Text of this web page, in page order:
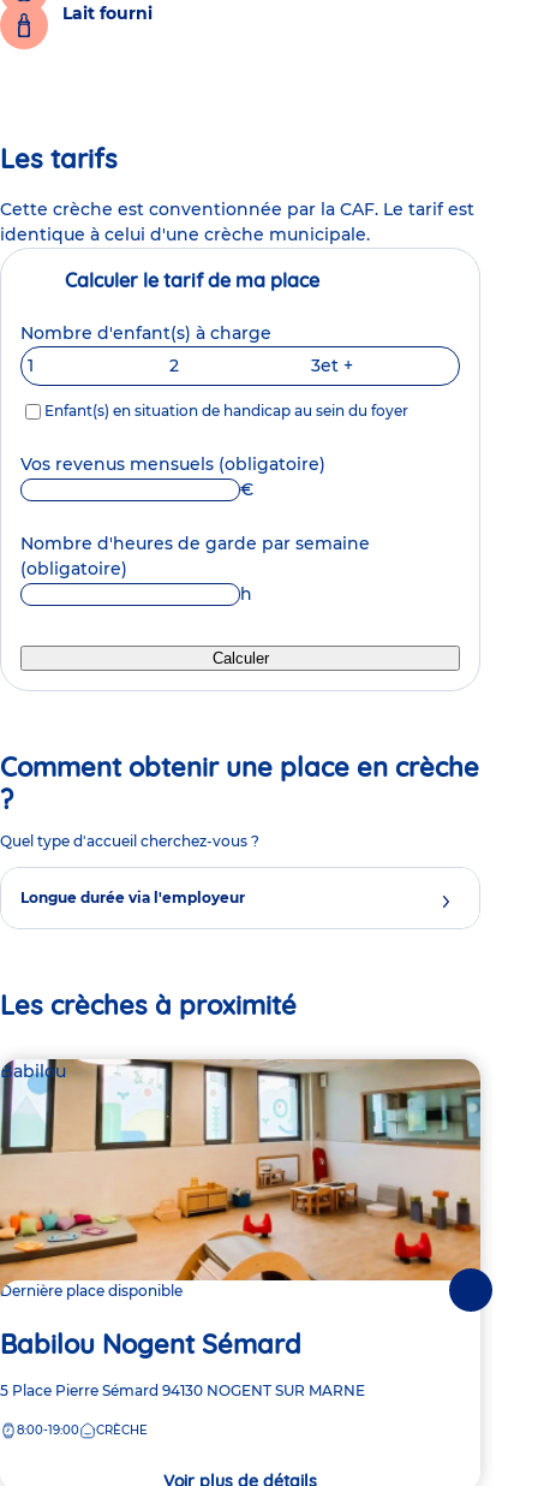
Lait fourni
Les tarifs
Cette crèche est conventionnée par la CAF. Le tarif est
identique à celui d'une crèche municipale.
Calculer le tarif de ma place
Nombre d'enfant(s) à charge
1
2 3et +
Enfant(s) en situation de handicap au sein du foyer
Vos revenus mensuels (obligatoire)
€
Nombre d'heures de garde par semaine
(obligatoire)
h
Calculer
Comment obtenir une place en crèche
?
Quel type d'accueil cherchez-vous ?
Longue durée via l'employeur
Les crèches à proximité
Babilou
Dernière place disponible
Babilou Nogent Sémard
Adresse
la
5 Place Pierre Sémard 94130 NOGENT SUR MARNE
8:00-19:00 CRÈCHE
Voir plus de détails